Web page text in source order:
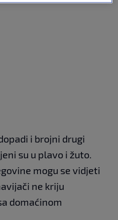
i brojni drugi
su u plavo i žuto.
mogu se vidjeti
ne kriju
domaćinom